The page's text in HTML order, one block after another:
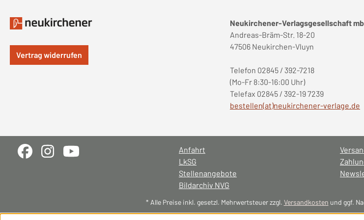
Vertrag widerrufen
Neukirchener-Verlagsgesellschaft
Andreas-Bräm-Str. 18-20
47506 Neukirchen-Vluyn
Telefon 02845 / 392-7218
(Mo-Fr 8:30-16:00 Uhr)
Telefax 02845 / 392-19 7239
bestellen(at)neukirchener-verlage.de
Anfahrt
LkSG
Stellenangebote
Bildarchiv NVG
* Alle Preise inkl. gesetzl. Mehrwertsteuer zzgl. Versandkosten und ggf.